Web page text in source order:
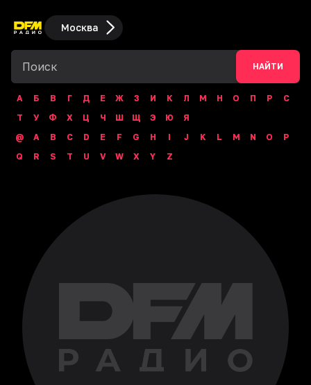
Москва
НАЙТИ
А Б В Г Д Е Ж З И К Л М Н О П Р
С
Т
У Ф Х Ц Ч Ш Щ Э Ю
Я
@
A B C D E F G H I J K L M N O
P
Q
R S T U V W X Y Z